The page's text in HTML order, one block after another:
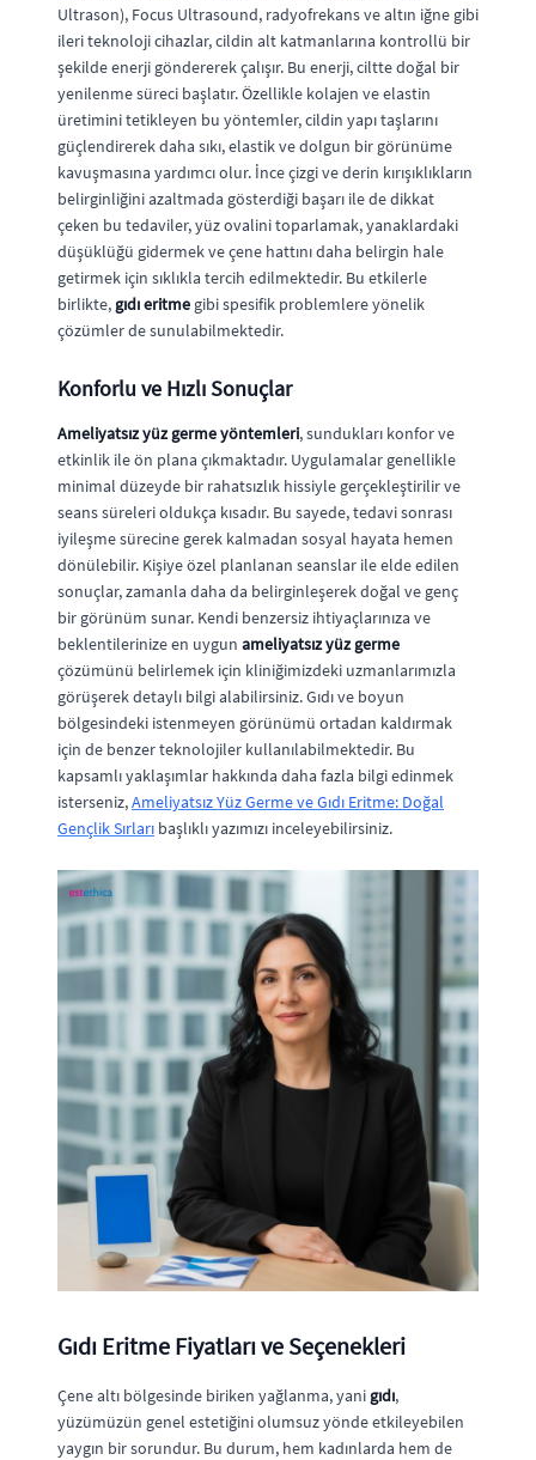
Ultrason), Focus Ultrasound, radyofrekans ve altın iğne gibi
ileri teknoloji cihazlar, cildin alt katmanlarına kontrollü bir
şekilde enerji göndererek çalışır. Bu enerji, ciltte doğal bir
yenilenme süreci başlatır. Özellikle kolajen ve elastin
üretimini tetikleyen bu yöntemler, cildin yapı taşlarını
güçlendirerek daha sıkı, elastik ve dolgun bir görünüme
kavuşmasına yardımcı olur. İnce çizgi ve derin kırışıklıkların
belirginliğini azaltmada gösterdiği başarı ile de dikkat
çeken bu tedaviler, yüz ovalini toparlamak, yanaklardaki
düşüklüğü gidermek ve çene hattını daha belirgin hale
getirmek için sıklıkla tercih edilmektedir. Bu etkilerle
birlikte, gıdı eritme gibi spesifik problemlere yönelik
çözümler de sunulabilmektedir.
Konforlu ve Hızlı Sonuçlar
Ameliyatsız yüz germe yöntemleri, sundukları konfor ve
etkinlik ile ön plana çıkmaktadır. Uygulamalar genellikle
minimal düzeyde bir rahatsızlık hissiyle gerçekleştirilir ve
seans süreleri oldukça kısadır. Bu sayede, tedavi sonrası
iyileşme sürecine gerek kalmadan sosyal hayata hemen
dönülebilir. Kişiye özel planlanan seanslar ile elde edilen
sonuçlar, zamanla daha da belirginleşerek doğal ve genç
bir görünüm sunar. Kendi benzersiz ihtiyaçlarınıza ve
beklentilerinize en uygun ameliyatsız yüz germe
çözümünü belirlemek için kliniğimizdeki uzmanlarımızla
görüşerek detaylı bilgi alabilirsiniz. Gıdı ve boyun
bölgesindeki istenmeyen görünümü ortadan kaldırmak
için de benzer teknolojiler kullanılabilmektedir. Bu
kapsamlı yaklaşımlar hakkında daha fazla bilgi edinmek
isterseniz,Ameliyatsız Yüz Germe ve Gıdı Eritme: Doğal
Gençlik Sırları başlıklı yazımızı inceleyebilirsiniz.
Gıdı Eritme Fiyatları ve Seçenekleri
Çene altı bölgesinde biriken yağlanma, yani gıdı,
yüzümüzün genel estetiğini olumsuz yönde etkileyebilen
yaygın bir sorundur. Bu durum, hem kadınlarda hem de